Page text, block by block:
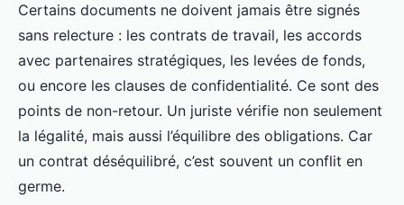
Certains documents ne doivent jamais être signés
sans relecture : les contrats de travail, les accords
avec partenaires stratégiques, les levées de fonds,
ou encore les clauses de confidentialité. Ce sont des
points de non-retour. Un juriste vérifie non seulement
la légalité, mais aussi l’équilibre des obligations. Car
un contrat déséquilibré, c’est souvent un conflit en
germe.